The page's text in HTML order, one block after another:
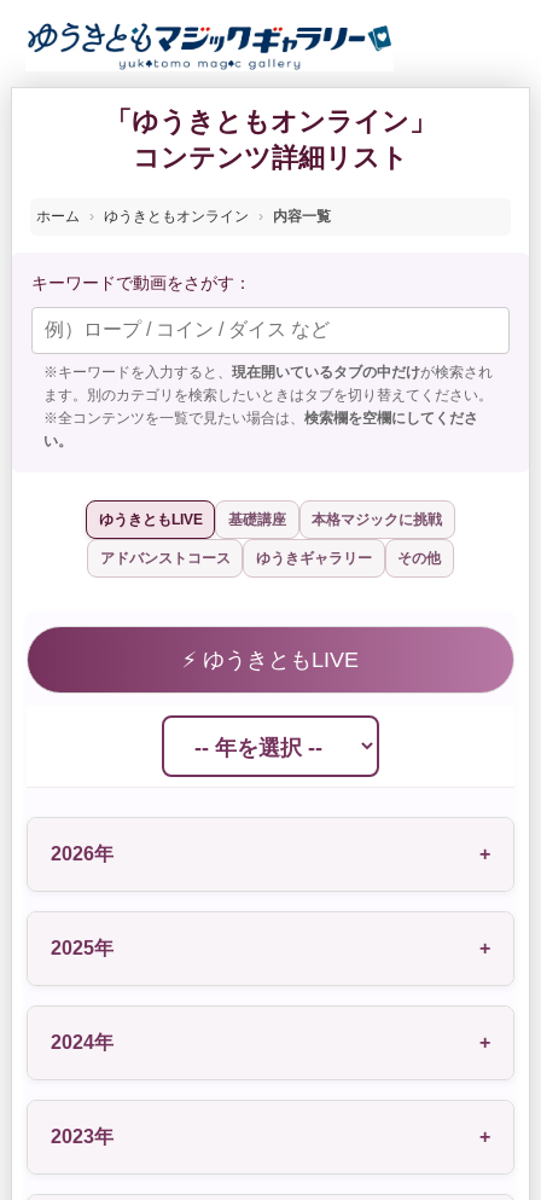
「ゆうきともオンライン」
コンテンツ詳細リスト
ホーム ゆうきともオンライン 内容一覧
キーワードで動画をさがす：
※キーワードを入力すると、 現在開いているタブの中だけが検索され
ます。別のカテゴリを検索したいときはタブを切り替えてください。
※全コンテンツを一覧で見たい場合は、 検索欄を空欄にしてくださ
い。
ゆうきともLIVE 基礎講座 本格マジックに挑戦
アドバンストコース ゆうきギャラリー その他
⚡ ゆうきともLIVE
2026年 +
2025年 +
2024年 +
2023年 +